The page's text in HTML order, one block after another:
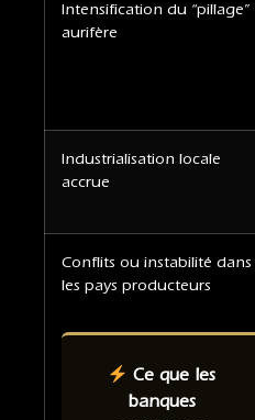
Intensification du “pillage”
aurifère
Industrialisation locale
accrue
Conflits ou instabilité dans
les pays producteurs
Ce que les
banques